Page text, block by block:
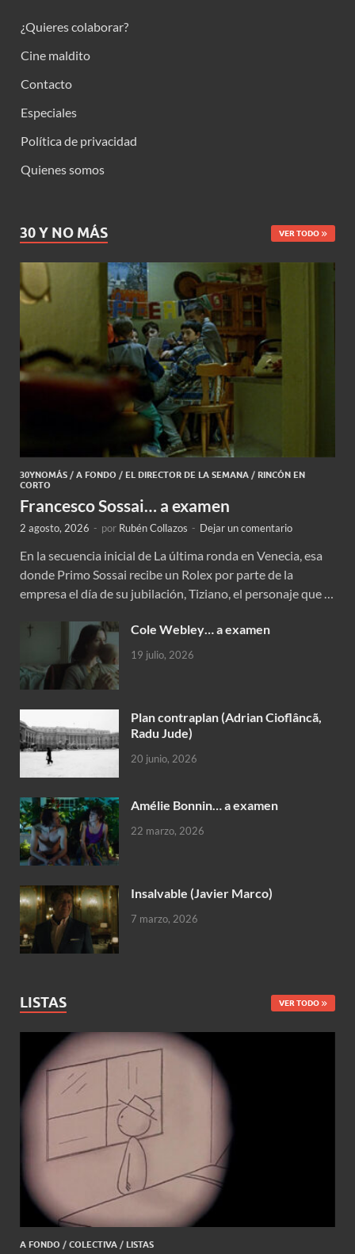
¿Quieres colaborar?
Cine maldito
Contacto
Especiales
Política de privacidad
Quienes somos
30 Y NO MÁS VER TODO
30YNOMÁS / A FONDO / EL DIRECTOR DE LA SEMANA / RINCÓN EN
CORTO
Francesco Sossai… a examen
2 agosto, 2026 - por Rubén Collazos - Dejar un comentario
En la secuencia inicial de La última ronda en Venecia, esa
donde Primo Sossai recibe un Rolex por parte de la
empresa el día de su jubilación, Tiziano, el personaje que …
Cole Webley… a examen
19 julio, 2026
Plan contraplan (Adrian Cioflâncã,
Radu Jude)
20 junio, 2026
Amélie Bonnin… a examen
22 marzo, 2026
Insalvable (Javier Marco)
7 marzo, 2026
LISTAS VER TODO
A FONDO / COLECTIVA / LISTAS